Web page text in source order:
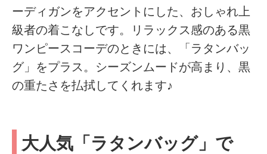
ーディガンをアクセントにした、おしゃれ上
級者の着こなしです。リラックス感のある黒
ワンピースコーデのときには、「ラタンバッ
グ」をプラス。シーズンムードが高まり、黒
の重たさを払拭してくれます♪
大人気「ラタンバッグ」で